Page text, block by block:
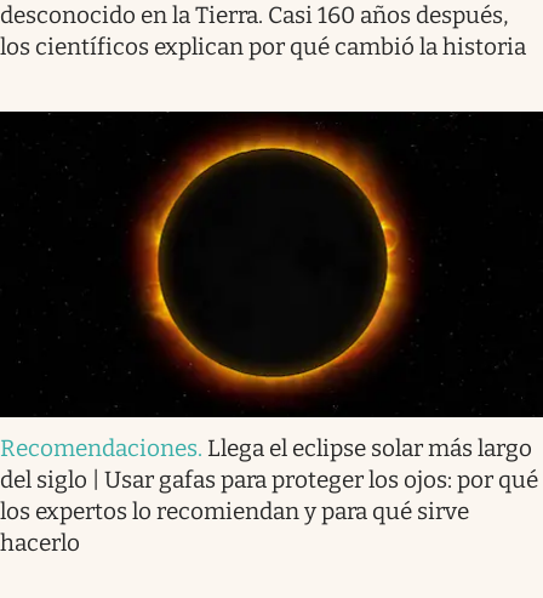
desconocido en la Tierra. Casi 160 años después,
los científicos explican por qué cambió la historia
Recomendaciones. Llega el eclipse solar más largo
del siglo | Usar gafas para proteger los ojos: por qué
los expertos lo recomiendan y para qué sirve
hacerlo